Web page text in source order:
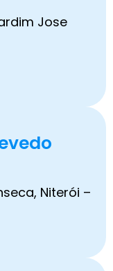
Jose
Niterói –